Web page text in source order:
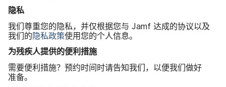
隐私
我们​尊重您​的​隐私，​并​仅​根据​您​与 Jamf 达成​的​协议​以及​
我们​的隐私​政策使用​您​的​个人​信息。
为​残疾人​提供​的​便利​措施
需要​便利​措施？​预约​时间​时​请​告知​我们，​以​便​我们​做​好​
准备。